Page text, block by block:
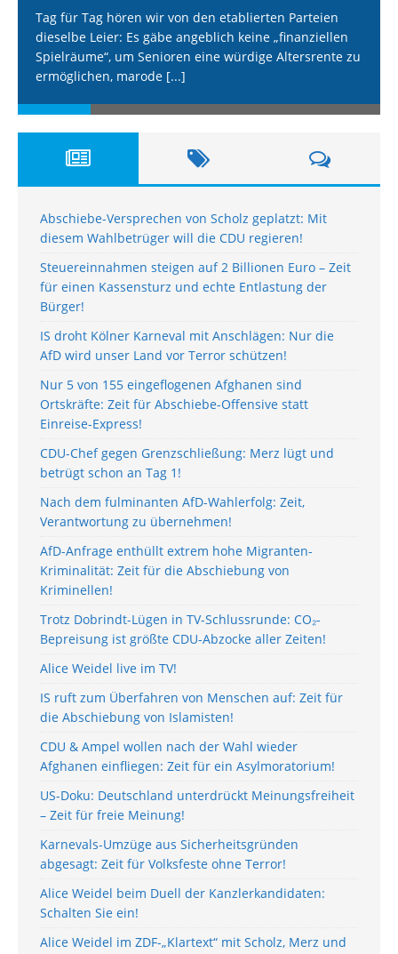
Tag für Tag hören wir von den etablierten Parteien
dieselbe Leier: Es gäbe angeblich keine „finanziellen
Spielräume“, um Senioren eine würdige Altersrente zu
ermöglichen, marode [...]
Abschiebe-Versprechen von Scholz geplatzt: Mit
diesem Wahlbetrüger will die CDU regieren!
Steuereinnahmen steigen auf 2 Billionen Euro – Zeit
für einen Kassensturz und echte Entlastung der
Bürger!
IS droht Kölner Karneval mit Anschlägen: Nur die
AfD wird unser Land vor Terror schützen!
Nur 5 von 155 eingeflogenen Afghanen sind
Ortskräfte: Zeit für Abschiebe-Offensive statt
Einreise-Express!
CDU-Chef gegen Grenzschließung: Merz lügt und
betrügt schon an Tag 1!
Nach dem fulminanten AfD-Wahlerfolg: Zeit,
Verantwortung zu übernehmen!
AfD-Anfrage enthüllt extrem hohe Migranten-
Kriminalität: Zeit für die Abschiebung von
Kriminellen!
Trotz Dobrindt-Lügen in TV-Schlussrunde: CO₂-
Bepreisung ist größte CDU-Abzocke aller Zeiten!
Alice Weidel live im TV!
IS ruft zum Überfahren von Menschen auf: Zeit für
die Abschiebung von Islamisten!
CDU & Ampel wollen nach der Wahl wieder
Afghanen einfliegen: Zeit für ein Asylmoratorium!
US-Doku: Deutschland unterdrückt Meinungsfreiheit
– Zeit für freie Meinung!
Karnevals-Umzüge aus Sicherheitsgründen
abgesagt: Zeit für Volksfeste ohne Terror!
Alice Weidel beim Duell der Kanzlerkandidaten:
Schalten Sie ein!
Alice Weidel im ZDF-„Klartext“ mit Scholz, Merz und